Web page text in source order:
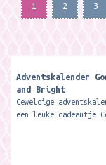
1 2 3
Adventskalender
and Bright
Geweldige
een leuke cadeautje